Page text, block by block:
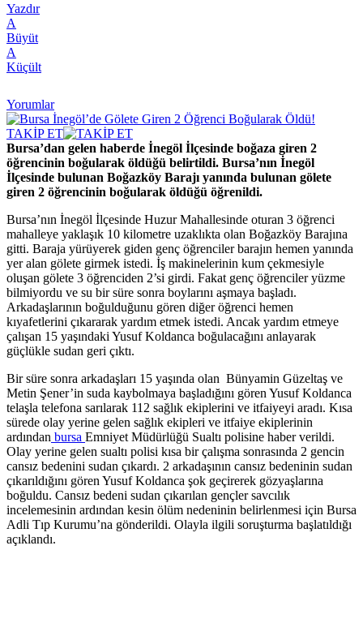
Yazdır
A
Büyüt
A
Küçült
Yorumlar
TAKİP ET
Bursa’dan gelen haberde İnegöl İlçesinde boğaza giren 2
öğrencinin boğularak öldüğü belirtildi. Bursa’nın İnegöl
İlçesinde bulunan Boğazköy Barajı yanında bulunan gölete
giren 2 öğrencinin boğularak öldüğü öğrenildi.
Bursa’nın İnegöl İlçesinde Huzur Mahallesinde oturan 3 öğrenci
mahalleye yaklaşık 10 kilometre uzaklıkta olan Boğazköy Barajına
gitti. Baraja yürüyerek giden genç öğrenciler barajın hemen yanında
yer alan gölete girmek istedi. İş makinelerinin kum çekmesiyle
oluşan gölete 3 öğrenciden 2’si girdi. Fakat genç öğrenciler yüzme
bilmiyordu ve su bir süre sonra boylarını aşmaya başladı.
Arkadaşlarının boğulduğunu gören diğer öğrenci hemen
kıyafetlerini çıkararak yardım etmek istedi. Ancak yardım etmeye
çalışan 15 yaşındaki Yusuf Koldanca boğulacağını anlayarak
güçlükle sudan geri çıktı.
Bir süre sonra arkadaşları 15 yaşında olan Bünyamin Güzeltaş ve
Metin Şener’in suda kaybolmaya başladığını gören Yusuf Koldanca
telaşla telefona sarılarak 112 sağlık ekiplerini ve itfaiyeyi aradı. Kısa
sürede olay yerine gelen sağlık ekipleri ve itfaiye ekiplerinin
ardından bursa Emniyet Müdürlüğü Sualtı polisine haber verildi.
Olay yerine gelen sualtı polisi kısa bir çalışma sonrasında 2 gencin
cansız bedenini sudan çıkardı. 2 arkadaşının cansız bedeninin sudan
çıkarıldığını gören Yusuf Koldanca şok geçirerek gözyaşlarına
boğuldu. Cansız bedeni sudan çıkarılan gençler savcılık
incelemesinin ardından kesin ölüm nedeninin belirlenmesi için Bursa
Adli Tıp Kurumu’na gönderildi. Olayla ilgili soruşturma başlatıldığı
açıklandı.